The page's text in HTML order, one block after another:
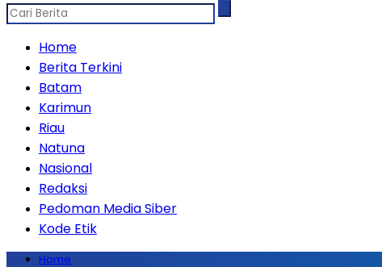
Home
Berita Terkini
Batam
Karimun
Riau
Natuna
Nasional
Redaksi
Pedoman Media Siber
Kode Etik
Home